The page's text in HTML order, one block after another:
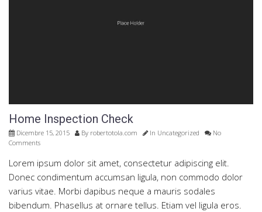
Home Inspection Check
Dicembre 15, 2015 By robertotola.com In Uncategorized
No
Comments
Lorem ipsum dolor sit amet, consectetur adipiscing elit.
Donec condimentum accumsan ligula, non commodo dolor
varius vitae. Morbi dapibus neque a mauris sodales
bibendum. Phasellus at ornare tellus. Etiam vel ligula eros.